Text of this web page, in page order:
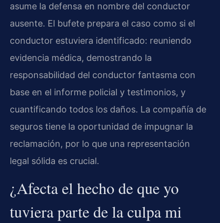
asume la defensa en nombre del conductor
ausente. El bufete prepara el caso como si el
conductor estuviera identificado: reuniendo
evidencia médica, demostrando la
responsabilidad del conductor fantasma con
base en el informe policial y testimonios, y
cuantificando todos los daños. La compañía de
seguros tiene la oportunidad de impugnar la
reclamación, por lo que una representación
legal sólida es crucial.
¿Afecta el hecho de que yo
tuviera parte de la culpa mi